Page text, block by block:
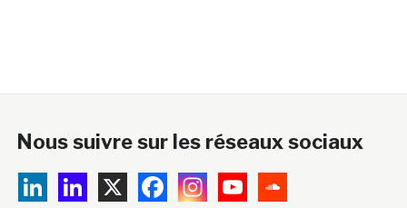
Nous suivre sur les réseaux sociaux